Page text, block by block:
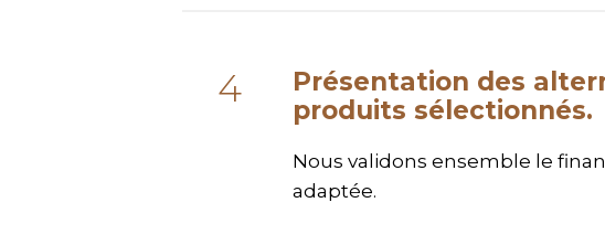
Présentation des
produits sélectionnés.
Nous validons ensemble le
adaptée.